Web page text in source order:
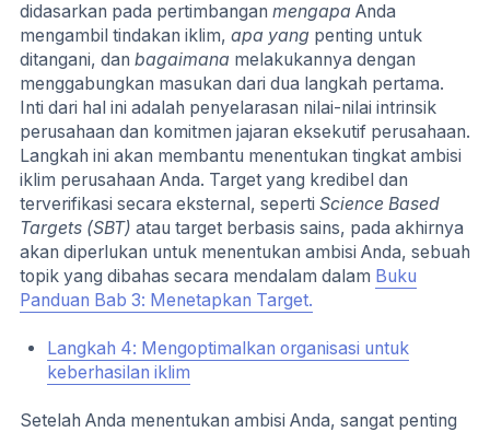
didasarkan pada pertimbangan mengapa Anda
mengambil tindakan iklim, apa yang penting untuk
ditangani, dan bagaimana melakukannya dengan
menggabungkan masukan dari dua langkah pertama.
Inti dari hal ini adalah penyelarasan nilai-nilai intrinsik
perusahaan dan komitmen jajaran eksekutif perusahaan.
Langkah ini akan membantu menentukan tingkat ambisi
iklim perusahaan Anda. Target yang kredibel dan
terverifikasi secara eksternal, seperti Science Based
Targets (SBT) atau target berbasis sains, pada akhirnya
akan diperlukan untuk menentukan ambisi Anda, sebuah
topik yang dibahas secara mendalam dalam Buku
Panduan Bab 3: Menetapkan Target.
Langkah 4: Mengoptimalkan organisasi untuk
keberhasilan iklim
Setelah Anda menentukan ambisi Anda, sangat penting